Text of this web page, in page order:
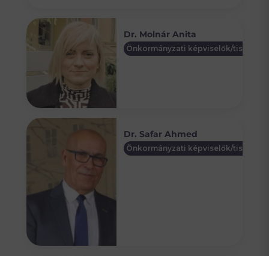
Dr. Molnár Anita
Önkormányzati képviselők/
Dr. Safar Ahmed
Önkormányzati képviselők/